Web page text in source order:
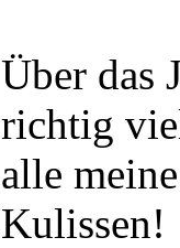
Über das
richtig
alle
Kulissen!